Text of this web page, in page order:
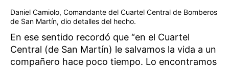
Daniel Camiolo, Comandante del Cuartel Central de Bomberos
de San Martín, dio detalles del hecho.
En ese sentido recordó que “en el Cuartel
Central (de San Martín) le salvamos la vida a un
compañero hace poco tiempo. Lo encontramos